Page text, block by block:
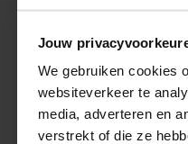
Jouw
We gebruiken cookies
websiteverkeer te
media, adverteren en
verstrekt of die ze